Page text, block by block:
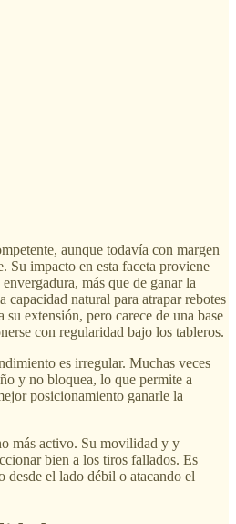
aunque todavía con margen
Su impacto en esta faceta proviene
más que de ganar la
capacidad natural para atrapar rebotes
su extensión, pero carece de una base
con regularidad bajo los tableros.
es irregular. Muchas veces
y no bloquea, lo que permite a
posicionamiento ganarle la
más activo. Su movilidad y y
bien a los tiros fallados. Es
desde el lado débil o atacando el